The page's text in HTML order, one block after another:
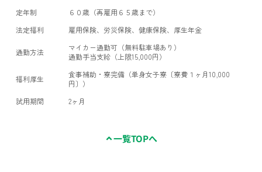
定年制
６０歳（再雇用６５歳まで）
法定福利
雇用保険、労災保険、健康保険、厚生年金
通勤方法
マイカー通勤可（無料駐車場あり）
通勤手当支給（上限15,000円）
福利厚生
食事補助・寮完備（単身女子寮〔寮費１ヶ月10,000
円〕）
試用期間
2ヶ月
一覧TOPへ